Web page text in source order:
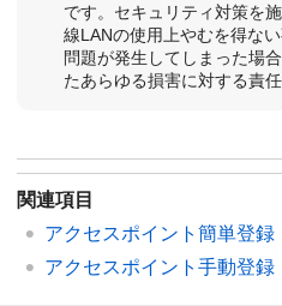
です。セキュリティ対策を
線LANの使用上やむを得な
問題が発生してしまった場
たあらゆる損害に対する責
関連項目
アクセスポイント簡単登録
アクセスポイント手動登録